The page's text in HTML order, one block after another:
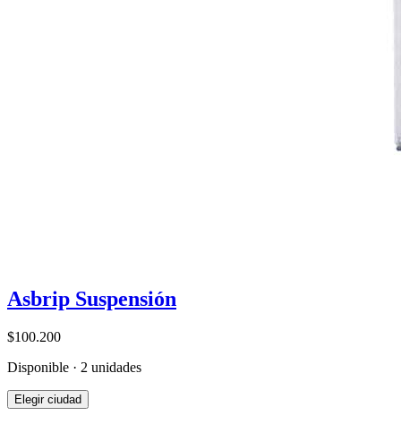
Asbrip Suspensión
$100.200
Disponible · 2 unidades
Elegir ciudad